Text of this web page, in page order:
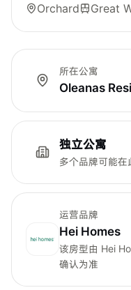
Orchard Great
所在公寓
Oleanas
独立公寓
多个品牌可能在
运营品牌
Hei Homes
该房型由 Hei
确认为准